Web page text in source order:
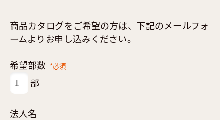
商品カタログをご希望の方は、下記のメールフォ
ームよりお申し込みください。
希望部数 *必須
部
法人名